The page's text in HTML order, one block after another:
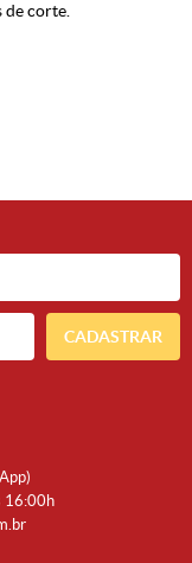
corte.
CADASTRAR
16:00h